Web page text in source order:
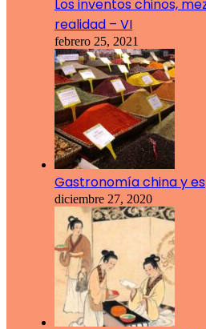
Los inventos chinos,
realidad – VI
febrero 25, 2021
Gastronomía china y
diciembre 27, 2020